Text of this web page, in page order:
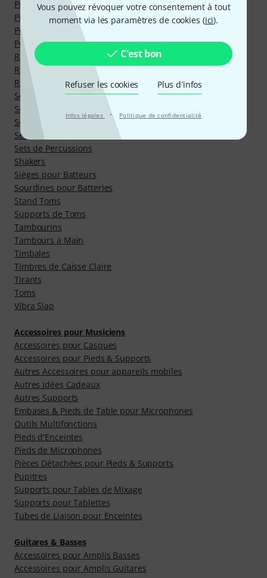
Vous pouvez révoquer votre consentement à tout
moment via les paramètres de cookies (ici).
C'est bon
Refuser les cookies Plus d´infos
Infos légales · Politique de confidentialité
Pieds de Stands Toms
Pieds de Toms
Pédales de Charleston
Pédales de Grosse Caisse
Racks pour Batterie
Rondelles
Rototoms
Sets de Congas
Sets de Cymbales
Sets de Hardware
Sets de Peaux
Sets de Percussions
Shakers
Sièges pour Batteurs
Sourdines pour Batteries
Stand Toms
Supports de Toms
Tambourins
Tambours à Main
Timbales
Timbres de Caisse Claire
Tirants
Toms
Vibra Slap
Accessoires pour Musiciens
Accessoires pour Casques
Accessoires pour Pieds & Supports
Autres Accessoires pour appareils mobiles
Autres Idées Cadeaux
Autres Supports
Embases & Pieds de Table pour Microphones
Outils Multifonctions
Pieds d'Enceintes
Pieds de Microphones
Pièces Détachées pour Pieds & Supports
Pupitres
Supports pour Tables de Mixage
Supports pour Tablettes
Tubes de Liaison pour Enceintes
Guitares & Basses
Accessoires pour Amplis Basses
Accessoires pour Amplis Guitares